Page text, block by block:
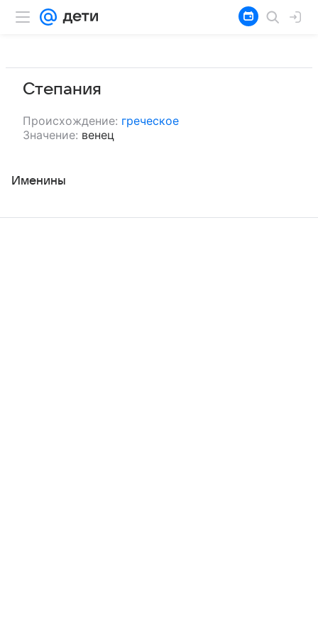
Степания
Происхождение: греческое
Значение: венец
Именины